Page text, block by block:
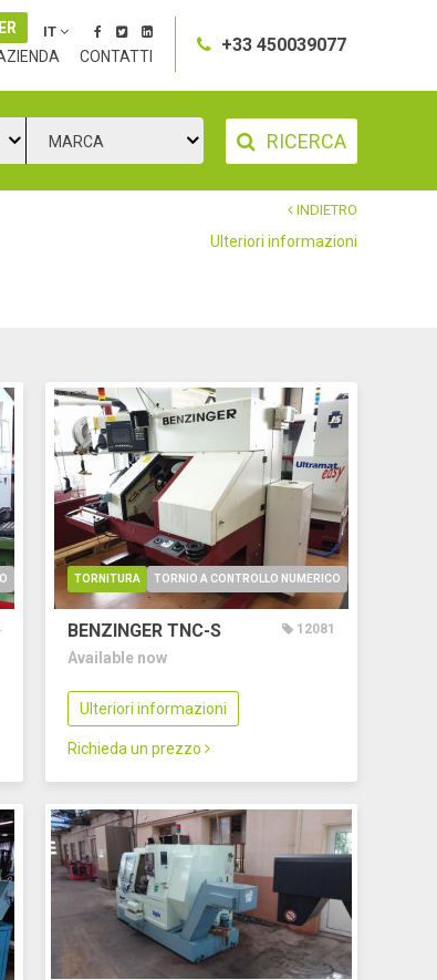
+33 450039077
IT
CONTATTI
MARCA RICERCA
INDIETRO
Ulteriori informazioni
TORNITURA TORNIO A CONTROLLO NUMERICO
BENZINGER TNC-S 12081
Available now
Ulteriori informazioni
Richieda un prezzo